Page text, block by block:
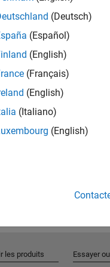
(Deutsch)
(Español)
(English)
(Français)
(English)
(Italiano)
(English)
les produits Essayer